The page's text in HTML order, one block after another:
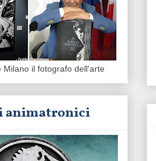
Milano il fotografo dell'arte
animatronici